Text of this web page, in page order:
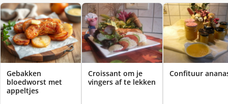
Gebakken
bloedworst met
appeltjes
Croissant om je
vingers af te lekken
Confituur